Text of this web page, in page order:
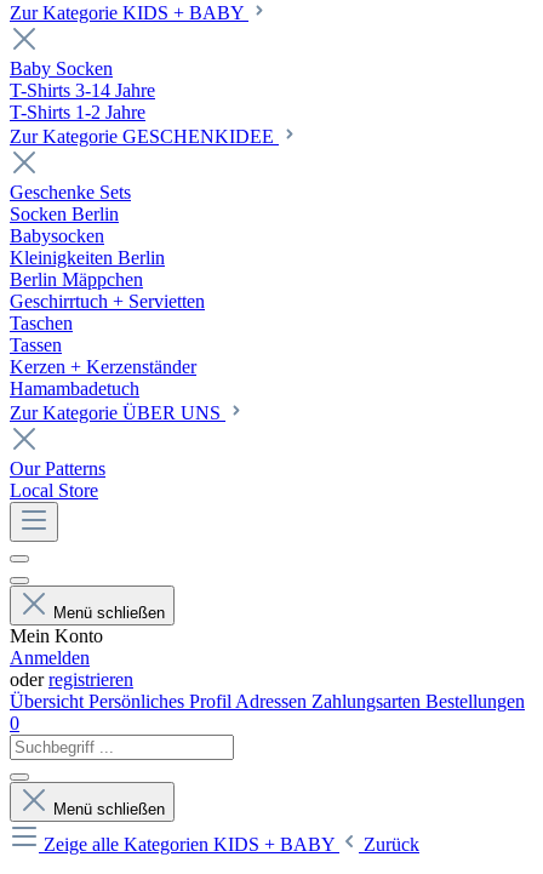
Zur Kategorie KIDS + BABY
Baby Socken
T-Shirts 3-14 Jahre
T-Shirts 1-2 Jahre
Zur Kategorie GESCHENKIDEE
Geschenke Sets
Socken Berlin
Babysocken
Kleinigkeiten Berlin
Berlin Mäppchen
Geschirrtuch + Servietten
Taschen
Tassen
Kerzen + Kerzenständer
Hamambadetuch
Zur Kategorie ÜBER UNS
Our Patterns
Local Store
Menü schließen
Mein Konto
Anmelden
oderregistrieren
Übersicht Persönliches Profil Adressen Zahlungsarten Bestellungen
0
Menü schließen
Zeige alle Kategorien KIDS + BABY
Zurück